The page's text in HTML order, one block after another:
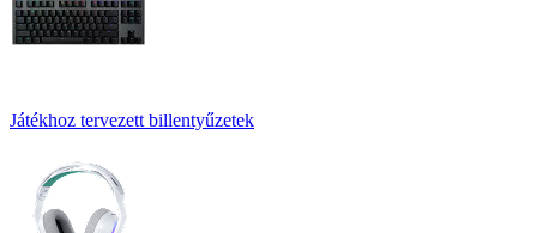
Játékhoz tervezett billentyűzetek